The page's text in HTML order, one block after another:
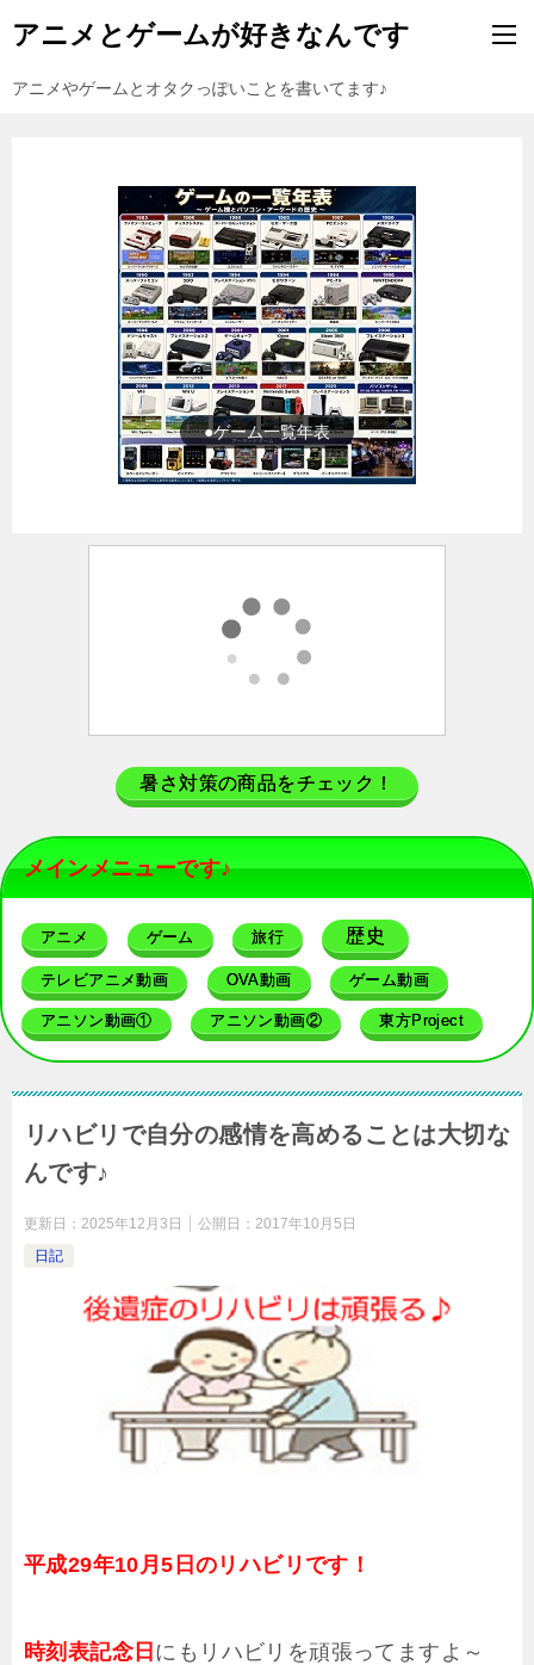
アニメとゲームが好きなんです
アニメやゲームとオタクっぽいことを書いてます♪
●ゲーム一覧年表
暑さ対策の商品をチェック！
メインメニューです♪
アニメ ゲーム 旅行 歴史
テレビアニメ動画 OVA動画 ゲーム動画
アニソン動画① アニソン動画② 東方Project
リハビリで自分の感情を高めることは大切な
んです♪
更新日： 2025年12月3日 公開日： 2017年10月5日
日記
平成29年10月5日のリハビリです！
時刻表記念日 にもリハビリを頑張ってますよ～